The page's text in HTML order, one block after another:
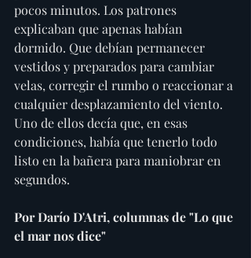
pocos minutos. Los patrones
explicaban que apenas habían
dormido. Que debían permanecer
vestidos y preparados para cambiar
velas, corregir el rumbo o reaccionar a
cualquier desplazamiento del viento.
Uno de ellos decía que, en esas
condiciones, había que tenerlo todo
listo en la bañera para maniobrar en
segundos.
Por Darío D'Atri, columnas de "Lo que
el mar nos dice"